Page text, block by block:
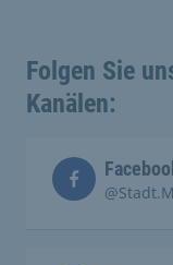
Folgen Sie
Kanälen: